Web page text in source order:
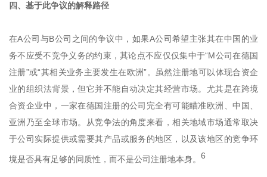
四、基于此争议的解释路径
在A公司与B公司之间的争议中，如果A公司希望主张其在中国的业
务不应受不竞争义务的约束，其论点不应仅仅集中于“M公司在德国
注册”或“其相关业务主要发生在欧洲”。虽然注册地可以体现合资企
业的组织法背景，但它并不能自动决定其经营市场。尤其是在跨境
合资企业中，一家在德国注册的公司完全有可能瞄准欧洲、中国、
亚洲乃至全球市场。从竞争法的角度来看，相关地域市场通常取决
于公司实际提供或需要其产品或服务的地区，以及该地区的竞争环
境是否具有足够的同质性，而不是公司注册地本身。 6